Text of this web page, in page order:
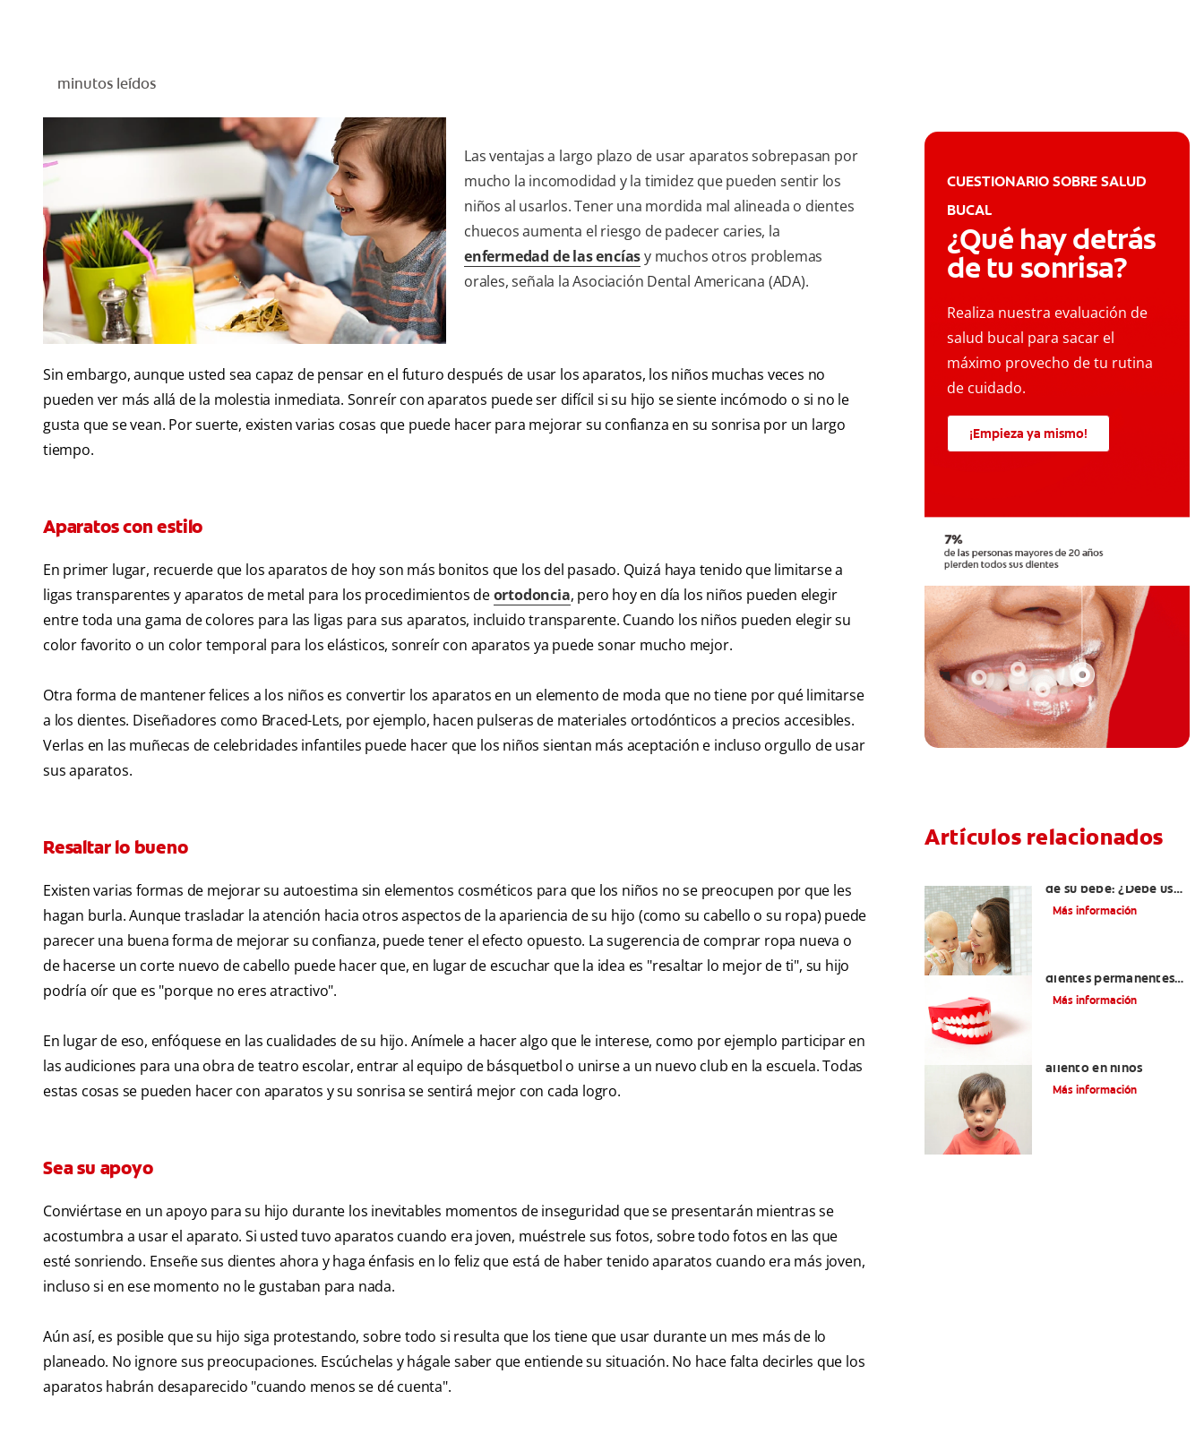
minutos leídos
Las ventajas a largo plazo de usar aparatos sobrepasan por
mucho la incomodidad y la timidez que pueden sentir los
niños al usarlos. Tener una mordida mal alineada o dientes
chuecos aumenta el riesgo de padecer caries, la
enfermedad de las encíasy muchos otros problemas
orales, señala la Asociación Dental Americana (ADA).
Sin embargo, aunque usted sea capaz de pensar en el futuro después de usar los aparatos, los niños muchas veces no
pueden ver más allá de la molestia inmediata. Sonreír con aparatos puede ser difícil si su hijo se siente incómodo o si no le
gusta que se vean. Por suerte, existen varias cosas que puede hacer para mejorar su confianza en su sonrisa por un largo
tiempo.
Aparatos con estilo
En primer lugar, recuerde que los aparatos de hoy son más bonitos que los del pasado. Quizá haya tenido que limitarse a
ligas transparentes y aparatos de metal para los procedimientos deortodoncia, pero hoy en día los niños pueden elegir
entre toda una gama de colores para las ligas para sus aparatos, incluido transparente. Cuando los niños pueden elegir su
color favorito o un color temporal para los elásticos, sonreír con aparatos ya puede sonar mucho mejor.
Otra forma de mantener felices a los niños es convertir los aparatos en un elemento de moda que no tiene por qué limitarse
a los dientes. Diseñadores como Braced-Lets, por ejemplo, hacen pulseras de materiales ortodónticos a precios accesibles.
Verlas en las muñecas de celebridades infantiles puede hacer que los niños sientan más aceptación e incluso orgullo de usar
sus aparatos.
Resaltar lo bueno
Existen varias formas de mejorar su autoestima sin elementos cosméticos para que los niños no se preocupen por que les
hagan burla. Aunque trasladar la atención hacia otros aspectos de la apariencia de su hijo (como su cabello o su ropa) puede
parecer una buena forma de mejorar su confianza, puede tener el efecto opuesto. La sugerencia de comprar ropa nueva o
de hacerse un corte nuevo de cabello puede hacer que, en lugar de escuchar que la idea es "resaltar lo mejor de ti", su hijo
podría oír que es "porque no eres atractivo".
En lugar de eso, enfóquese en las cualidades de su hijo. Anímele a hacer algo que le interese, como por ejemplo participar en
las audiciones para una obra de teatro escolar, entrar al equipo de básquetbol o unirse a un nuevo club en la escuela. Todas
estas cosas se pueden hacer con aparatos y su sonrisa se sentirá mejor con cada logro.
Sea su apoyo
Conviértase en un apoyo para su hijo durante los inevitables momentos de inseguridad que se presentarán mientras se
acostumbra a usar el aparato. Si usted tuvo aparatos cuando era joven, muéstrele sus fotos, sobre todo fotos en las que
esté sonriendo. Enseñe sus dientes ahora y haga énfasis en lo feliz que está de haber tenido aparatos cuando era más joven,
incluso si en ese momento no le gustaban para nada.
Aún así, es posible que su hijo siga protestando, sobre todo si resulta que los tiene que usar durante un mes más de lo
planeado. No ignore sus preocupaciones. Escúchelas y hágale saber que entiende su situación. No hace falta decirles que los
aparatos habrán desaparecido "cuando menos se dé cuenta".
CUESTIONARIO SOBRE SALUD
BUCAL
¿Qué hay detrás
de tu sonrisa?
Realiza nuestra evaluación de
salud bucal para sacar el
máximo provecho de tu rutina
de cuidado.
¡Empieza ya mismo!
Artículos relacionados
de su bebé: ¿Debe usar
crema dental?
Más información
dientes permanentes
desde pequeño
Más información
aliento en niños
Más información